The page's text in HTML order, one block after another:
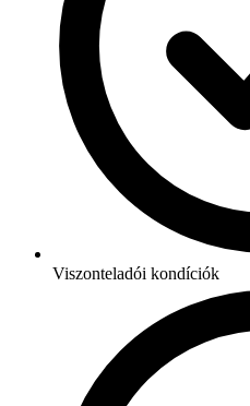
Viszonteladói kondíciók